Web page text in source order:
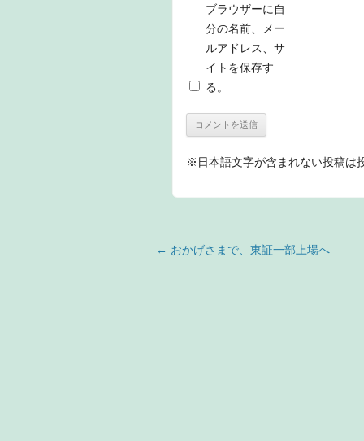
ブラウザーに自
分の名前、メー
ルアドレス、サ
イトを保存す
る。
※日本語文字が含まれない投稿は
投稿ナビゲーション
← おかげさまで、東証一部上場へ